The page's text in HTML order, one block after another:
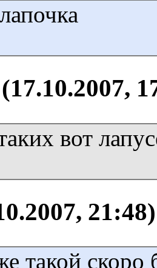
(17.10.2007,
вот
21:48)
такой скоро